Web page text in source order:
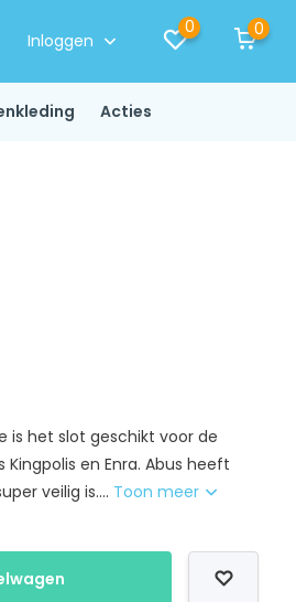
Inloggen
0 0
Acties
is het slot geschikt voor de
en Enra. Abus heeft
veilig is.... Toon meer